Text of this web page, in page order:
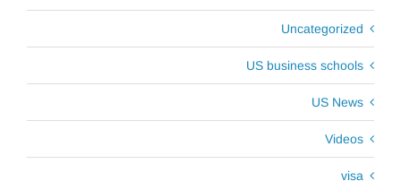
Uncategorized
US business schools
US News
Videos
visa